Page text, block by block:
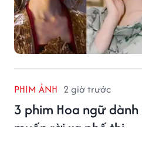
PHIM ẢNH 2 giờ trước
3 phim Hoa ngữ
muốn rời xa phố thị